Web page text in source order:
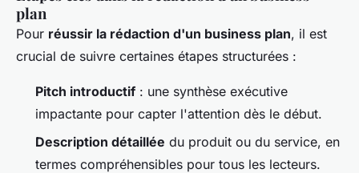
plan
Pour réussir la rédaction d'un business plan, il est
crucial de suivre certaines étapes structurées :
Pitch introductif: une synthèse exécutive
impactante pour capter l'attention dès le début.
Description détaillée du produit ou du service, en
termes compréhensibles pour tous les lecteurs.